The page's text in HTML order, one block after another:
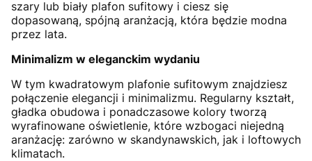
szary lub biały plafon sufitowy i ciesz się
dopasowaną, spójną aranżacją, która będzie modna
przez lata.
Minimalizm w eleganckim wydaniu
W tym kwadratowym plafonie sufitowym znajdziesz
połączenie elegancji i minimalizmu. Regularny kształt,
gładka obudowa i ponadczasowe kolory tworzą
wyrafinowane oświetlenie, które wzbogaci niejedną
aranżację: zarówno w skandynawskich, jak i loftowych
klimatach.